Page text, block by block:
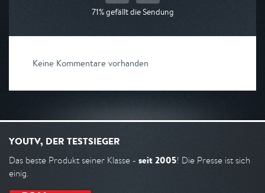
71% gefällt die Sendung
Keine Kommentare vorhanden
YOUTV, DER TESTSIEGER
Das beste Produkt seiner Klasse - seit 2005! Die Presse ist sich
einig.